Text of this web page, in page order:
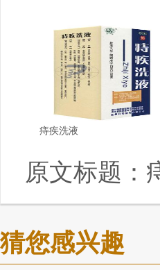
痔疾洗液
原文标题：
猜您感兴趣